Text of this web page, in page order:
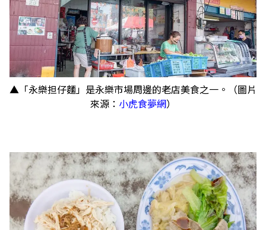
▲「永樂担仔麵」是永樂市場周邊的老店美食之一。（圖片
來源： 小虎食夢網）